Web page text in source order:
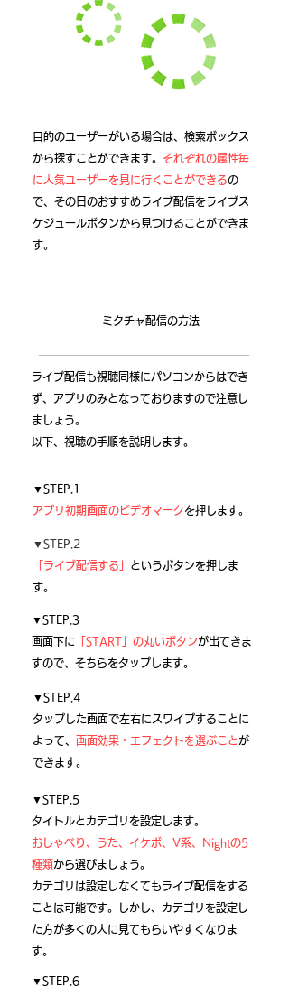
​目的のユーザーがいる場合は、検索ボックス
から探すことができます。 それぞれの属性毎
に人気ユーザーを見に行くことができるの
で、その日のおすすめライブ配信をライブス
ケジュールボタンから見つけることができま
す。
​ミクチャ配信の方法
ライブ配信も視聴同様にパソコンからはでき
ず、アプリのみとなっておりますので注意し
ましょう。
以下、視聴の手順を説明します。
▼STEP.1
アプリ初期画面のビデオマークを押します。
▼STEP.2
「ライブ配信する」 というボタンを押しま
す。
▼STEP.3
画面下に 「START」の丸いボタンが出てきま
すので、そちらをタップします。
▼STEP.4
タップした画面で左右にスワイプすることに
よって、 画面効果・エフェクトを選ぶこと が
できます。
▼STEP.5
タイトルとカテゴリを設定します。
おしゃべり、うた、イケボ、V系、Nightの5
種類から選びましょう。
カテゴリは設定しなくてもライブ配信をする
ことは可能です。しかし、カテゴリを設定し
た方が多くの人に見てもらいやすくなりま
す。
▼STEP.6